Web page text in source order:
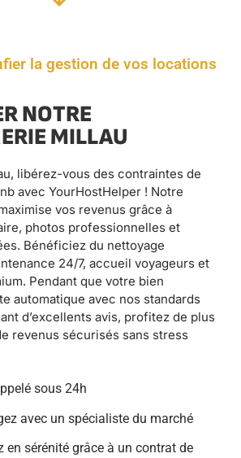
la gestion de vos locations
NOTRE
MILLAU
libérez-vous des contraintes de
avec YourHostHelper ! Notre
vos revenus grâce à
photos professionnelles et
Bénéficiez du nettoyage
24/7, accueil voyageurs et
Pendant que votre bien
automatique avec nos standards
d’excellents avis, profitez de plus
revenus sécurisés sans stress
sous 24h
avec un spécialiste du marché
en sérénité grâce à un contrat de